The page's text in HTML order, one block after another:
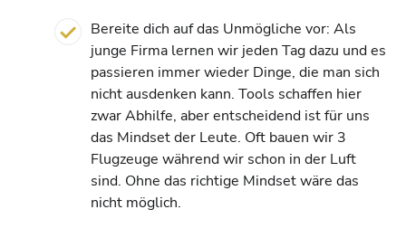
Bereite dich auf das Unmögliche vor: Als
junge Firma lernen wir jeden Tag dazu und es
passieren immer wieder Dinge, die man sich
nicht ausdenken kann. Tools schaffen hier
zwar Abhilfe, aber entscheidend ist für uns
das Mindset der Leute. Oft bauen wir 3
Flugzeuge während wir schon in der Luft
sind. Ohne das richtige Mindset wäre das
nicht möglich.